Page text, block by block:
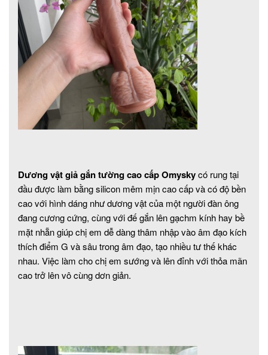
Dương vật giả gắn tường cao cấp Omyskycó rung tại
đầu được làm bằng silicon mêm mịn cao cấp và có độ bền
cao với hình dáng như dương vật của một người đàn ông
đang cương cứng, cùng với đế gắn lên gạchm kính hay bề
mặt nhẵn giúp chị em dễ dàng thâm nhập vào âm đạo kích
thích điểm G và sâu trong âm đạo, tạo nhiều tư thế khác
nhau. Việc làm cho chị em sướng và lên đỉnh với thỏa mãn
cao trở lên vô cùng dơn giản.